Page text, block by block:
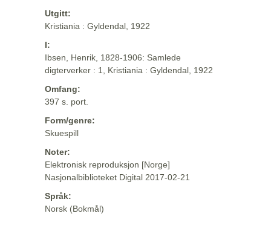
Utgitt:
Kristiania : Gyldendal, 1922
I:
Ibsen, Henrik, 1828-1906: Samlede
digterverker : 1, Kristiania : Gyldendal, 1922
Omfang:
397 s. port.
Form/genre:
Skuespill
Noter:
Elektronisk reproduksjon [Norge]
Nasjonalbiblioteket Digital 2017-02-21
Språk:
Norsk (Bokmål)